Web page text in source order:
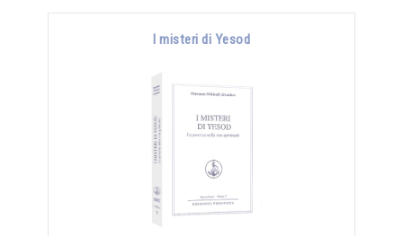
I misteri di Yesod